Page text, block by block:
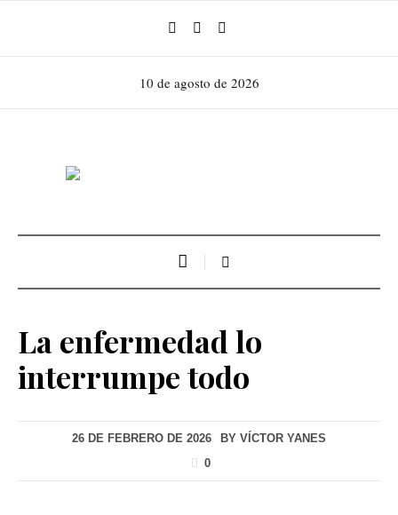
10 de agosto de 2026
La enfermedad lo
interrumpe todo
26 DE FEBRERO DE 2026 BY VÍCTOR YANES
0